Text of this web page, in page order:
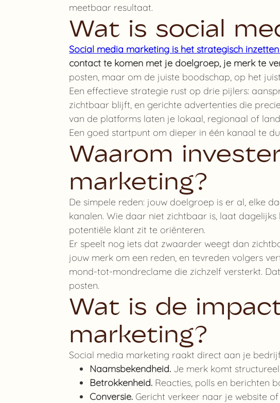
meetbaar resultaat.
Wat is social
Social media marketing is het strategisch
contact te komen met je doelgroep, je merk te
posten, maar om de juiste boodschap, op het
Een effectieve strategie rust op drie pijlers:
zichtbaar blijft, en gerichte advertenties die
van de platforms laten je lokaal, regionaal of
Een goed startpunt om dieper in één kanaal te
Waarom
marketing?
De simpele reden: jouw doelgroep is er al, elke
kanalen. Wie daar niet zichtbaar is, laat
potentiële klant zit te oriënteren.
Er speelt nog iets dat zwaarder weegt dan
jouw merk om een reden, en tevreden volgers
mond-tot-mondreclame die zichzelf versterkt.
posten.
Wat is de
marketing?
Social media marketing raakt direct aan je
Naamsbekendheid. Je merk komt
Betrokkenheid. Reacties, polls en berichten
Conversie. Gericht verkeer naar je website